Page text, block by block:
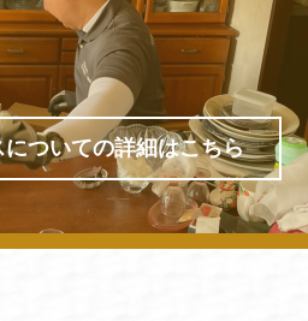
ついての詳細はこちら